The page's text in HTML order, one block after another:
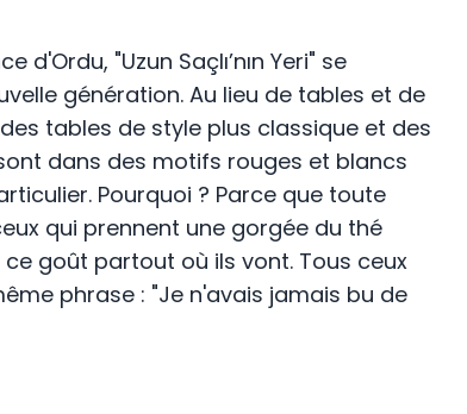
"Uzun Saçlı’nın Yeri" se
génération. Au lieu de tables et de
tables de style plus classique et des
dans des motifs rouges et blancs
Pourquoi ? Parce que toute
qui prennent une gorgée du thé
goût partout où ils vont. Tous ceux
phrase : "Je n'avais jamais bu de